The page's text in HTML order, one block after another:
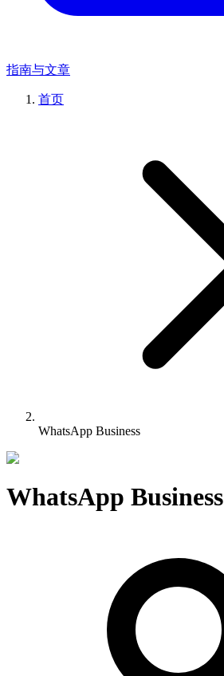
指南与文章
首页
WhatsApp Business
WhatsApp Business